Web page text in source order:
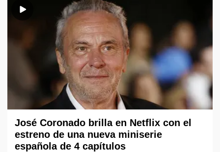
José Coronado brilla en Netflix con el
estreno de una nueva miniserie
española de 4 capítulos